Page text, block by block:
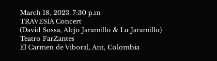
March 18, 2023. 7:30 p.m
TRAVESÍA Concert
(David Sossa, Alejo Jaramillo & Lu Jaramillo)
Teatro FarZantes
El Carmen de Viboral, Ant, Colombia